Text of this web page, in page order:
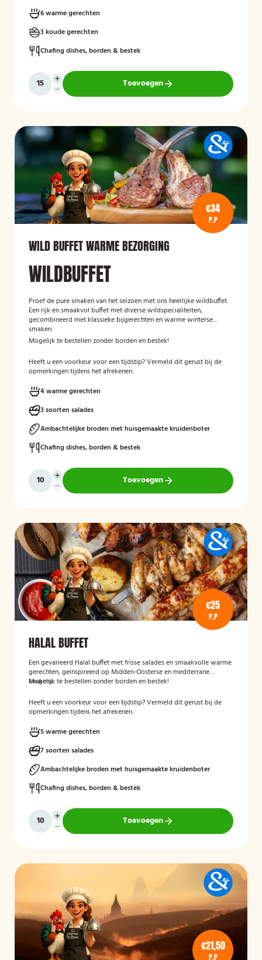
6 warme gerechten
3 koude gerechten
Chafing dishes, borden & bestek
Toevoegen
€34
P.P
WILD BUFFET WARME BEZORGING
WILDBUFFET
Proef de pure smaken van het seizoen met ons heerlijke wildbuffet.
Een rijk en smaakvol buffet met diverse wildspecialiteiten,
gecombineerd met klassieke bijgerechten en warme winterse
smaken.
Mogelijk te bestellen zonder borden en bestek!
Heeft u een voorkeur voor een tijdstip? Vermeld dit gerust bij de
opmerkingen tijdens het afrekenen.
4 warme gerechten
3 soorten salades
Ambachtelijke broden met huisgemaakte kruidenboter
Chafing dishes, borden & bestek
Toevoegen
€25
P.P
HALAL BUFFET
Een gevarieerd Halal buffet met frisse salades en smaakvolle warme
gerechten, geïnspireerd op Midden-Oosterse en mediterrane
keukens.
Mogelijk te bestellen zonder borden en bestek!
Heeft u een voorkeur voor een tijdstip? Vermeld dit gerust bij de
opmerkingen tijdens het afrekenen.
5 warme gerechten
7 soorten salades
Ambachtelijke broden met huisgemaakte kruidenboter
Chafing dishes, borden & bestek
Toevoegen
€21,50
P.P